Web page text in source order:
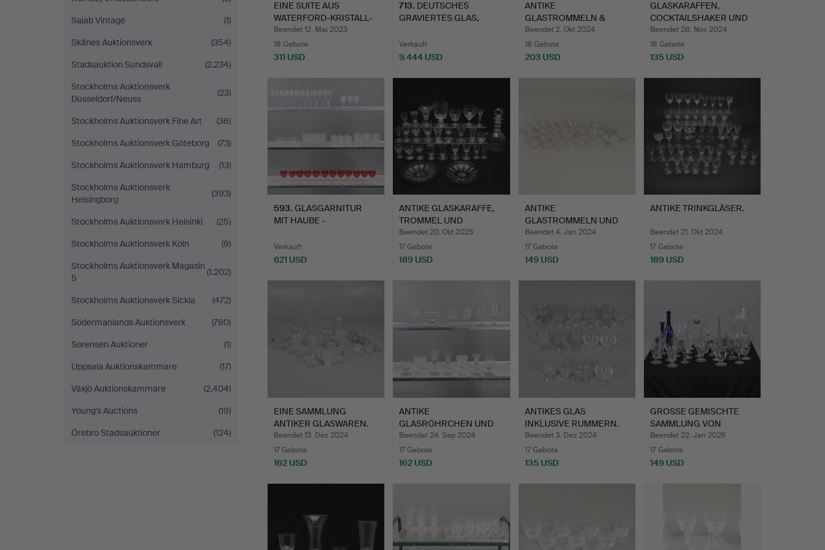
Sajab Vintage
(1)
Skånes Auktionsverk
(354)
Stadsauktion Sundsvall
(2.234)
Stockholms Auktionsverk
Düsseldorf/Neuss
(23)
Stockholms Auktionsverk Fine Art
(36)
Stockholms Auktionsverk Göteborg
(73)
Stockholms Auktionsverk Hamburg
(13)
Stockholms Auktionsverk
Helsingborg
(393)
Stockholms Auktionsverk Helsinki
(25)
Stockholms Auktionsverk Köln
(9)
Stockholms Auktionsverk Magasin
5
(1.202)
Stockholms Auktionsverk Sickla
(472)
Södermanlands Auktionsverk
(780)
Sørensen Auktioner
(1)
Uppsala Auktionskammare
(17)
Växjö Auktionskammare
(2.404)
Young's Auctions
(19)
Örebro Stadsauktioner
(124)
EINE SUITE AUS
WATERFORD-KRISTALL-
SHEILA-M…
Beendet 12. Mai 2023
18 Gebote
311 USD
713. DEUTSCHES
GRAVIERTES GLAS,
Verkauft
9.444 USD
ANTIKE
GLASTROMMELN &
TRINKGLÄSER.
Beendet 2. Okt 2024
18 Gebote
203 USD
GLASKARAFFEN,
COCKTAILSHAKER UND
ANDERE AR…
Beendet 28. Nov 2024
18 Gebote
135 USD
593. GLASGARNITUR
MIT HAUBE -
Verkauft
621 USD
ANTIKE GLASKARAFFE,
TROMMEL UND
ANDERES GL…
Beendet 20. Okt 2025
17 Gebote
189 USD
ANTIKE
GLASTROMMELN UND
VERSCHIEDENE GLÄSE…
Beendet 4. Jan 2024
17 Gebote
149 USD
ANTIKE TRINKGLÄSER.
Beendet 21. Okt 2024
17 Gebote
189 USD
EINE SAMMLUNG
ANTIKER GLASWAREN.
Beendet 13. Dez 2024
17 Gebote
162 USD
ANTIKE
GLASRÖHRCHEN UND
ANDERES GLAS.
Beendet 24. Sep 2024
17 Gebote
162 USD
ANTIKES GLAS
INKLUSIVE RUMMERN.
Beendet 3. Dez 2024
17 Gebote
135 USD
GROSSE GEMISCHTE
SAMMLUNG VON
GLASWAREN.
Beendet 22. Jan 2026
17 Gebote
149 USD